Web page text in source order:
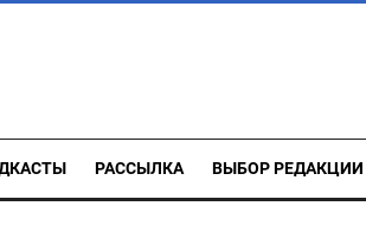
РАССЫЛКА ВЫБОР РЕДАКЦИИ